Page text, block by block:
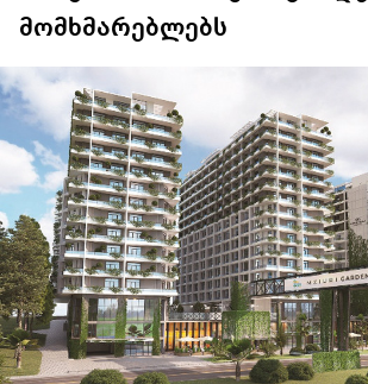
მომხმარებლებს